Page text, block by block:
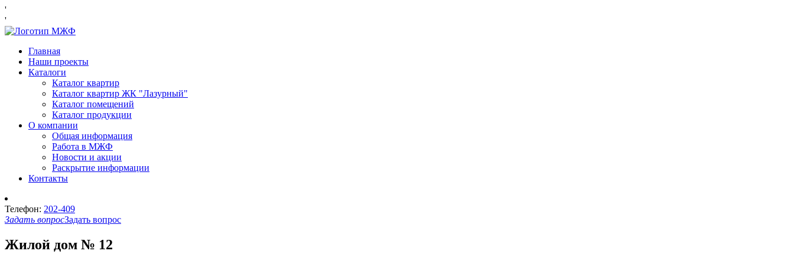
'
'
Главная
Наши проекты
Каталоги
Каталог квартир
Каталог квартир ЖК "Лазурный"
Каталог помещений
Каталог продукции
О компании
Общая информация
Работа в МЖФ
Новости и акции
Раскрытие информации
Контакты
Телефон: 202-409
Задать вопросЗадать вопрос
Жилой дом № 12